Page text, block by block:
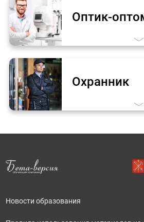
Оптик-
Охранник
Новости образования